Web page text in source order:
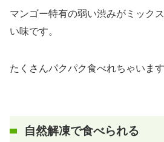
マンゴー特有の弱い渋みがミック
い味です。
たくさんパクパク食べれちゃいま
自然解凍で食べられる